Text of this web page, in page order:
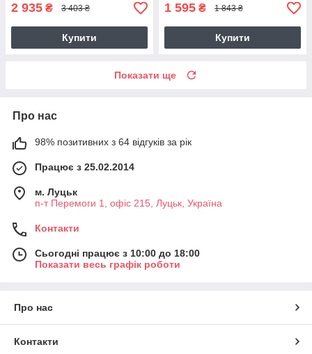
2 935 ₴ 3 403 ₴
Купити
1 595 ₴ 1 843 ₴
Купити
Показати ще
Про нас
98% позитивних з 64 відгуків за рік
Працює з 25.02.2014
м. Луцьк
п-т Перемоги 1, офіс 215, Луцьк, Україна
Контакти
Сьогодні працює з 10:00 до 18:00
Показати весь графік роботи
Про нас
Контакти